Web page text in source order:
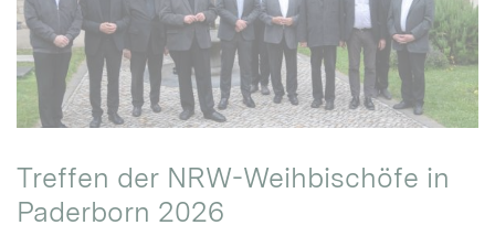
Treffen der NRW-Weihbischöfe in
Paderborn 2026